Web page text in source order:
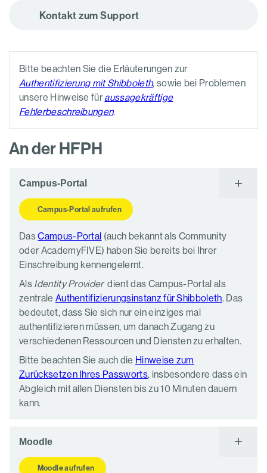
Kontakt zum Support
Bitte beachten Sie die Erläuterungen zur
Authentifizierung mit Shibboleth, sowie bei Problemen
unsere Hinweise füraussagekräftige
Fehlerbeschreibungen.
An der HFPH
Campus-Portal
Campus-Portal aufrufen
DasCampus-Portal (auch bekannt als Community
oder AcademyFIVE) haben Sie bereits bei Ihrer
Einschreibung kennengelernt.
Als Identity Provider dient das Campus-Portal als
zentrale Authentifizierungsinstanz für Shibboleth. Das
bedeutet, dass Sie sich nur ein einziges mal
authentifizieren müssen, um danach Zugang zu
verschiedenen Ressourcen und Diensten zu erhalten.
Bitte beachten Sie auch die Hinweise zum
Zurücksetzen Ihres Passworts, insbesondere dass ein
Abgleich mit allen Diensten bis zu 10 Minuten dauern
kann.
Moodle
Moodle aufrufen